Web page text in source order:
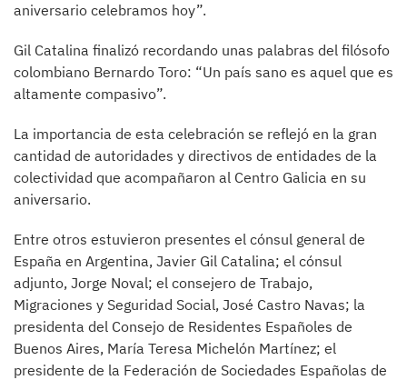
aniversario celebramos hoy”.
Gil Catalina finalizó recordando unas palabras del filósofo
colombiano Bernardo Toro: “Un país sano es aquel que es
altamente compasivo”.
La importancia de esta celebración se reflejó en la gran
cantidad de autoridades y directivos de entidades de la
colectividad que acompañaron al Centro Galicia en su
aniversario.
Entre otros estuvieron presentes el cónsul general de
España en Argentina, Javier Gil Catalina; el cónsul
adjunto, Jorge Noval; el consejero de Trabajo,
Migraciones y Seguridad Social, José Castro Navas; la
presidenta del Consejo de Residentes Españoles de
Buenos Aires, María Teresa Michelón Martínez; el
presidente de la Federación de Sociedades Españolas de